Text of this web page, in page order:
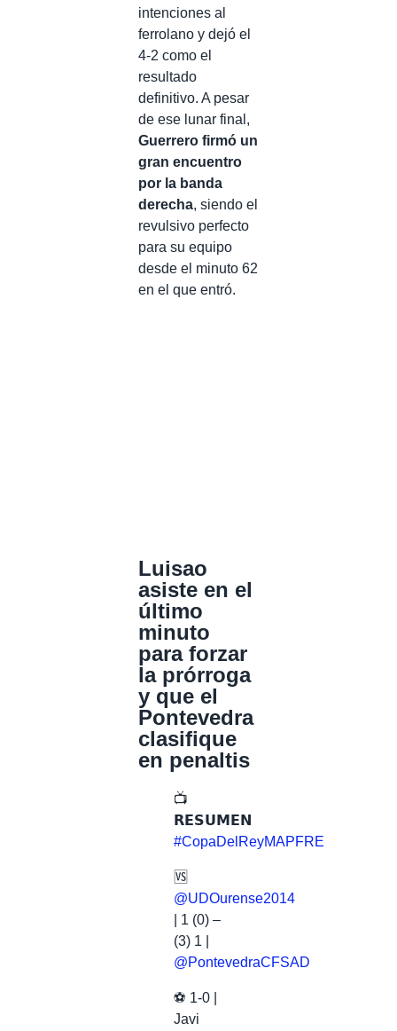
intenciones al
ferrolano y dejó el
4-2 como el
resultado
definitivo. A pesar
de ese lunar final,
Guerrero firmó un
gran encuentro
por la banda
derecha, siendo el
revulsivo perfecto
para su equipo
desde el minuto 62
en el que entró.
Luisao
asiste en el
último
minuto
para forzar
la prórroga
y que el
Pontevedra
clasifique
en penaltis
📺
𝗥𝗘𝗦𝗨𝗠𝗘𝗡
#CopaDelReyMAPFRE
🆚
@UDOurense2014
| 1 (0) –
(3) 1 |
@PontevedraCFSAD
⚽ 1-0 |
Javi